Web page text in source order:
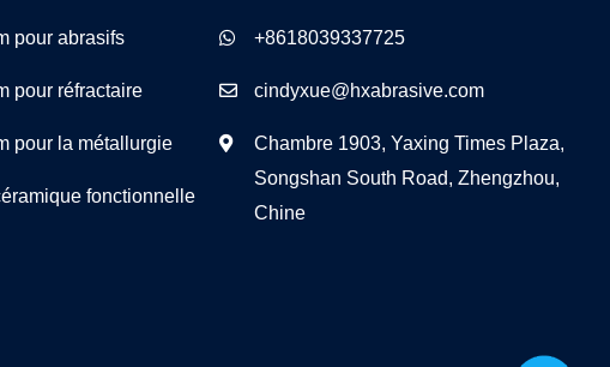
pour abrasifs
pour réfractaire
pour la métallurgie
fonctionnelle
+8618039337725
cindyxue@hxabrasive.com
Chambre 1903, Yaxing Times Plaza,
Songshan South Road, Zhengzhou,
Chine